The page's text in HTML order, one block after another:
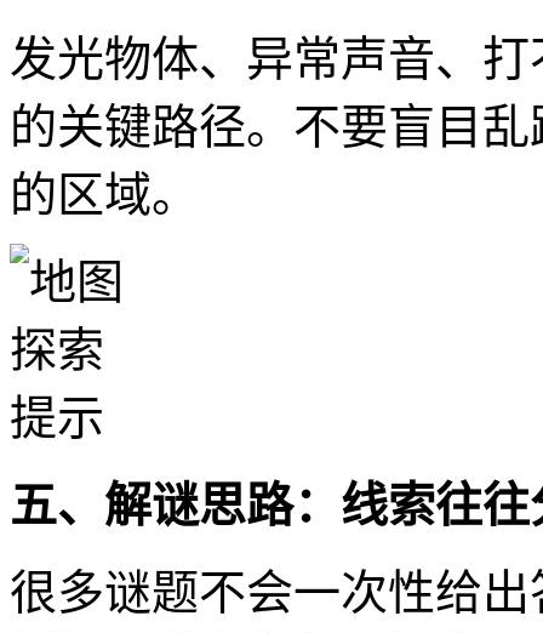
发光物体、异常声音、
的关键路径。不要盲目
的区域。
五、解谜思路：线索往
很多谜题不会一次性给